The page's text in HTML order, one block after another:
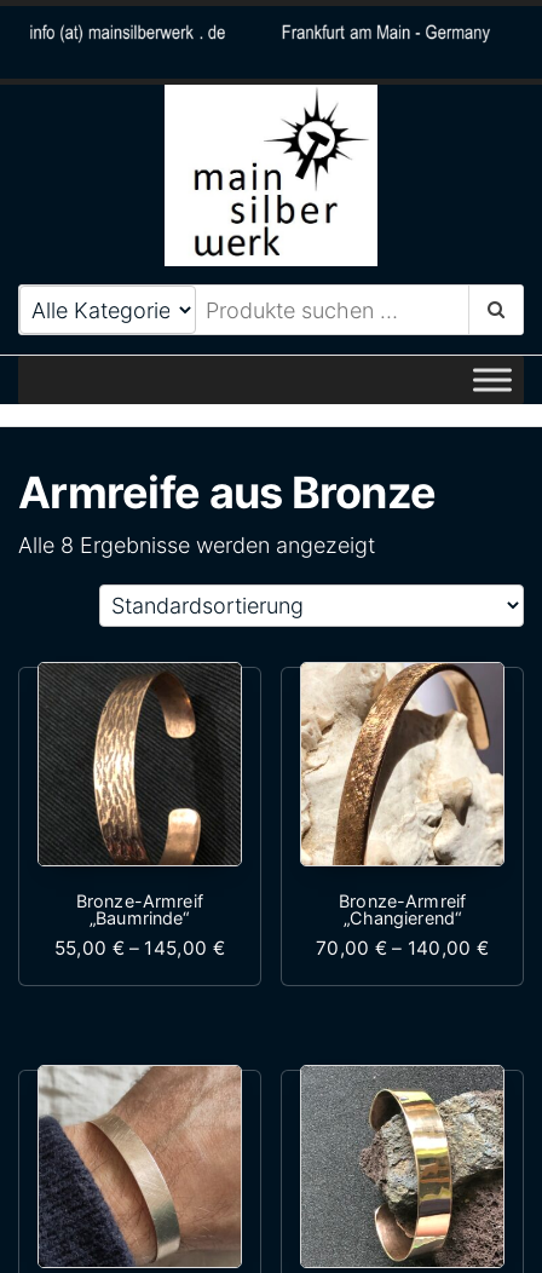
MainSilberWerk
Zeitlos elegantes
Schmuckdesign aus Frankfurt
am Main
Armreife aus Bronze
Alle 8 Ergebnisse werden angezeigt
Bronze-Armreif
„Baumrinde“
55,00 € – 145,00 €Preisspanne: 55,00 € bis 145,00 €
Dieses Produkt weist mehrere
Bronze-Armreif
„Changierend“
70,00 € – 140,00€
Dieses